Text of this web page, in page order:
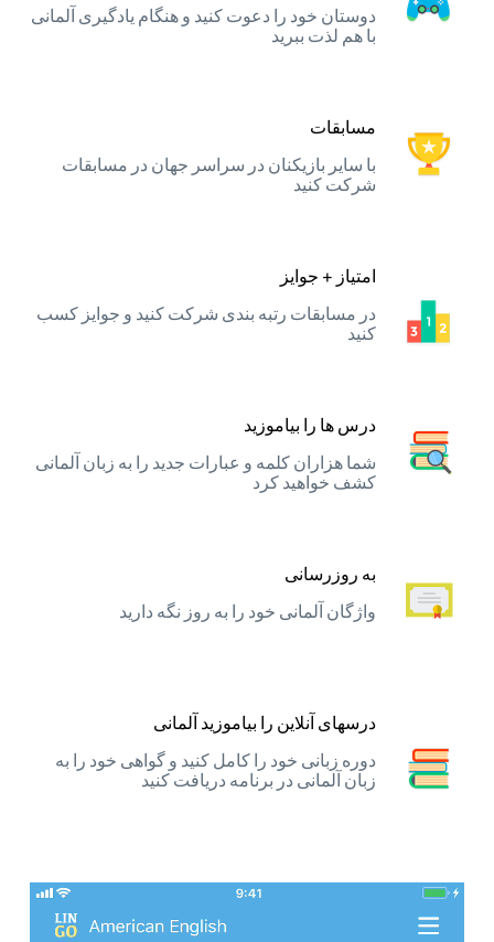
دوستان خود را دعوت کنید و هنگام یادگیری آلمانی
با هم لذت ببرید
مسابقات
با سایر بازیکنان در سراسر جهان در مسابقات
شرکت کنید
امتیاز + جوایز
در مسابقات رتبه بندی شرکت کنید و جوایز کسب
کنید
درس ها را بیاموزید
شما هزاران کلمه و عبارات جدید را به زبان آلمانی
کشف خواهید کرد
به روزرسانی
واژگان آلمانی خود را به روز نگه دارید
درسهای آنلاین را بیاموزید آلمانی
دوره زبانی خود را کامل کنید و گواهی خود را به
زبان آلمانی در برنامه دریافت کنید